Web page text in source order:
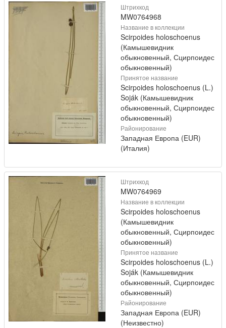
Штрихкод
MW0764968
Название в коллекции
Scirpoides holoschoenus
(Камышевидник
обыкновенный, Сцирпоидес
обыкновенный)
Принятое название
Scirpoides holoschoenus (L.)
Soják (Камышевидник
обыкновенный, Сцирпоидес
обыкновенный)
Районирование
Западная Европа (EUR)
(Италия)
Штрихкод
MW0764969
Название в коллекции
Scirpoides holoschoenus
(Камышевидник
обыкновенный, Сцирпоидес
обыкновенный)
Принятое название
Scirpoides holoschoenus (L.)
Soják (Камышевидник
обыкновенный, Сцирпоидес
обыкновенный)
Районирование
Западная Европа (EUR)
(Неизвестно)